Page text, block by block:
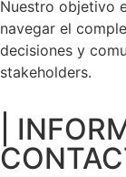
Nuestro objetivo
navegar el
decisiones y
stakeholders.
|